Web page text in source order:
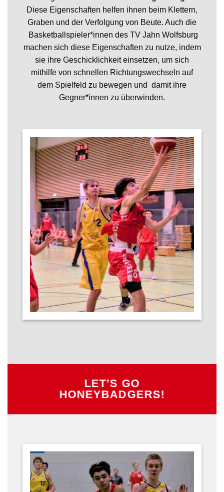
Diese Eigenschaften helfen ihnen beim Klettern,
Graben und der Verfolgung von Beute. Auch die
Basketballspieler*innen des TV Jahn Wolfsburg
machen sich diese Eigenschaften zu nutze, indem
sie ihre Geschicklichkeit einsetzen, um sich
mithilfe von schnellen Richtungswechseln auf
dem Spielfeld zu bewegen und damit ihre
Gegner*innen zu überwinden.
LET’S GO
HONEYBADGERS!